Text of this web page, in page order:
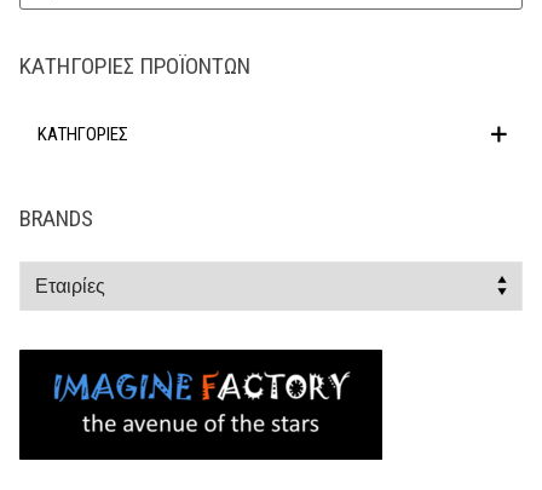
ΚΑΤΗΓΟΡΊΕΣ ΠΡΟΪΌΝΤΩΝ
ΚΑΤΗΓΟΡΙΕΣ
BRANDS